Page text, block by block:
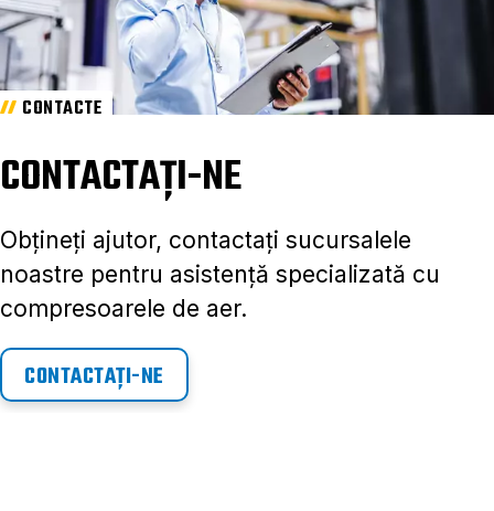
CONTACTE
CONTACTAȚI-NE
Obțineți ajutor, contactați sucursalele
noastre pentru asistență specializată cu
compresoarele de aer.
CONTACTAȚI-NE